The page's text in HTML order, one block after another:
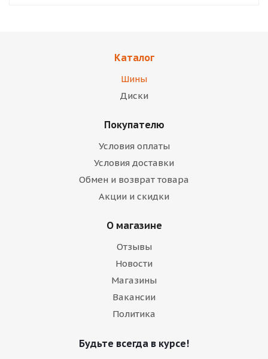
Каталог
Шины
Диски
Покупателю
Условия оплаты
Условия доставки
Обмен и возврат товара
Акции и скидки
О магазине
Отзывы
Новости
Магазины
Вакансии
Политика
Будьте всегда в курсе!